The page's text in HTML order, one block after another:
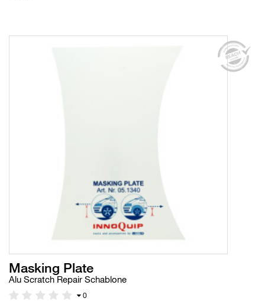
Masking Plate
Alu Scratch Repair Schablone
0